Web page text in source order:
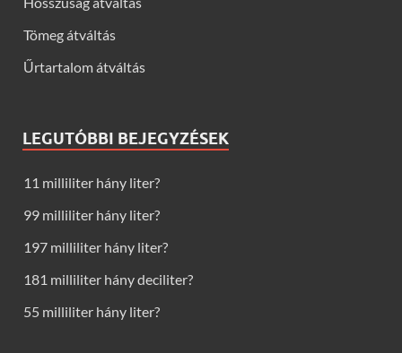
Tömeg átváltás
Űrtartalom átváltás
LEGUTÓBBI BEJEGYZÉSEK
11 milliliter hány liter?
99 milliliter hány liter?
197 milliliter hány liter?
181 milliliter hány deciliter?
55 milliliter hány liter?